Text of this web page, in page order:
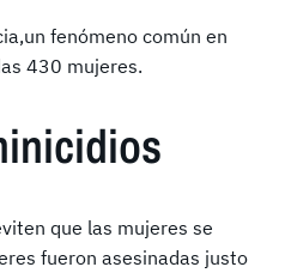
fenómeno común en
430 mujeres.
que las mujeres se
fueron asesinadas justo